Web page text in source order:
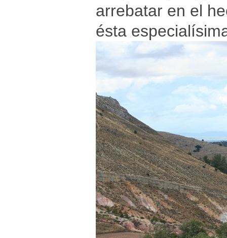
arrebatar en el
ésta